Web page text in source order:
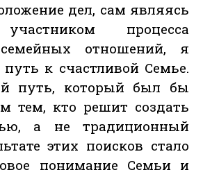
дел, сам являясь
процесса
отношений, я
к счастливой Семье.
путь, который был бы
тем, кто решит создать
а не традиционный
этих поисков стало
понимание Семьи и